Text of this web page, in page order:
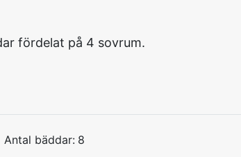
fördelat på 4 sovrum.
Antal bäddar: 8